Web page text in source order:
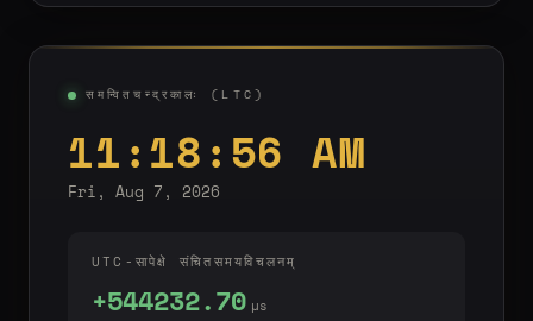
समन्वितचन्द्रकालः (LTC)
11:18:56 AM
Fri, Aug 7, 2026
UTC-सापेक्षे संचितसमयविचलनम्
+544232.70 µs